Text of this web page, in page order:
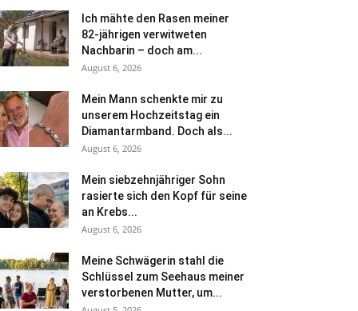
Ich mähte den Rasen meiner
82-jährigen verwitweten
Nachbarin – doch am...
August 6, 2026
Mein Mann schenkte mir zu
unserem Hochzeitstag ein
Diamantarmband. Doch als...
August 6, 2026
Mein siebzehnjähriger Sohn
rasierte sich den Kopf für seine
an Krebs...
August 6, 2026
Meine Schwägerin stahl die
Schlüssel zum Seehaus meiner
verstorbenen Mutter, um...